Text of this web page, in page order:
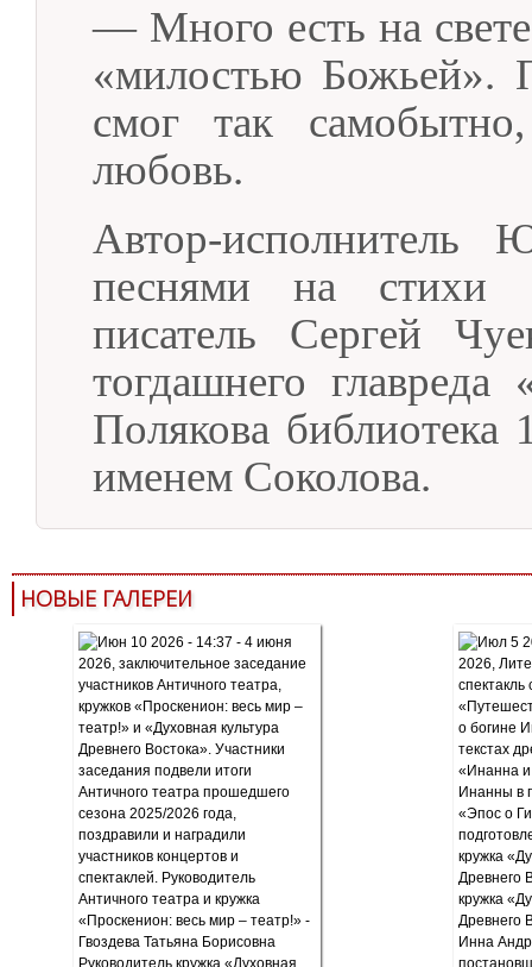
— Много есть на
«милостью Божьей».
смог так
любовь.
Автор-
песнями на стихи
писатель Сергей
тогдашнего
Полякова библиотека
именем Соколова.
НОВЫЕ ГАЛЕРЕИ